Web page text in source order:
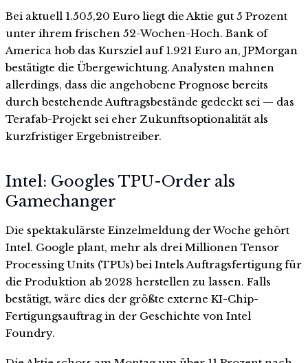
Bei aktuell 1.505,20 Euro liegt die Aktie gut 5 Prozent
unter ihrem frischen 52-Wochen-Hoch. Bank of
America hob das Kursziel auf 1.921 Euro an, JPMorgan
bestätigte die Übergewichtung. Analysten mahnen
allerdings, dass die angehobene Prognose bereits
durch bestehende Auftragsbestände gedeckt sei — das
Terafab-Projekt sei eher Zukunftsoptionalität als
kurzfristiger Ergebnistreiber.
Intel: Googles TPU-Order als
Gamechanger
Die spektakulärste Einzelmeldung der Woche gehört
Intel. Google plant, mehr als drei Millionen Tensor
Processing Units (TPUs) bei Intels Auftragsfertigung für
die Produktion ab 2028 herstellen zu lassen. Falls
bestätigt, wäre dies der größte externe KI-Chip-
Fertigungsauftrag in der Geschichte von Intel
Foundry.